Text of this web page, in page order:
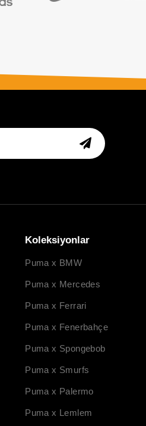
Koleksiyonlar
Puma x BMW
Puma x Mercedes
Puma x Ferrari
Puma x Fenerbahçe
Puma x Spongebob
Puma x Smurfs
Puma x Palermo
Puma x Lemlem